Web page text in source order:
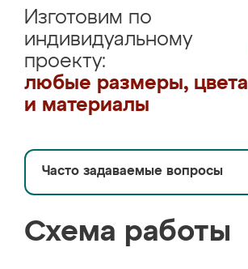
Изготовим по
индивидуальному
проекту:
любые размеры, цвета
и материалы
Часто задаваемые вопросы
Схема работы